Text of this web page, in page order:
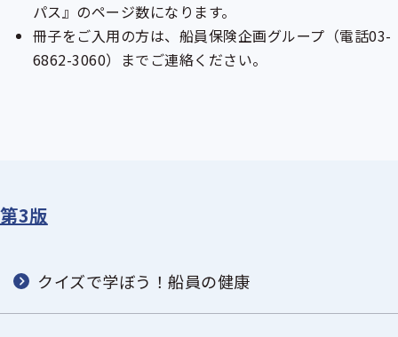
パス』のページ数になります。
冊子をご入用の方は、船員保険企画グループ（電話03-
6862-3060）までご連絡ください。
第3版
クイズで学ぼう！船員の健康